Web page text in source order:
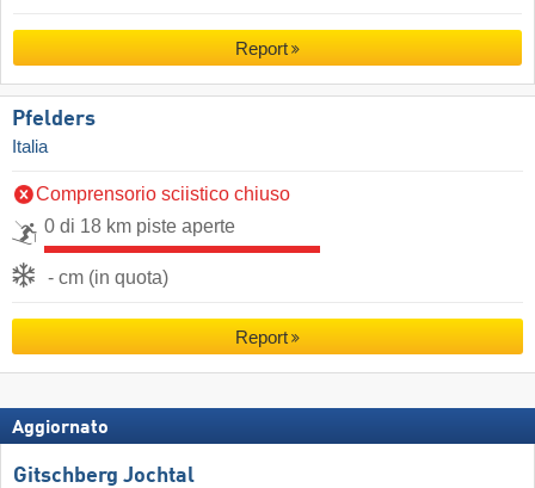
Report
Pfelders
Italia
Comprensorio sciistico chiuso
0 di 18 km piste aperte
- cm (in quota)
Report
Aggiornato
Gitschberg Jochtal